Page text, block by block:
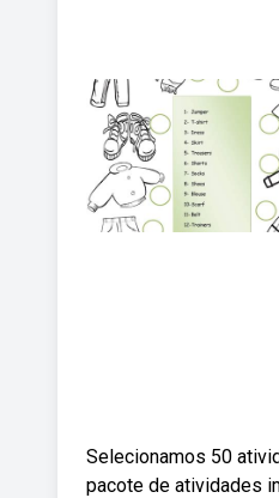
Selecionamos 50
pacote de atividades